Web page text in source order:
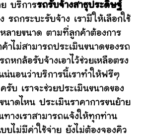
ย บริการรถรับจ้างสาธุประดิษฐ์
รถกระบะรับจ้าง เรามีให้เลือกใช้
ลายขนาด ตามที่ลูกค้าต้องการ
าไม่สามารถประเมินขนาดของรถ
ถหกล้อรับจ้างเอาไว้ช่วยเหลือตรง
นอนว่าบริการนี้เราทำให้ฟรีๆ
รับ เราจะช่วยประเมินขนาดของ
นาดไหน ประเมินราคาการขนย้าย
ทางเราสามารถแจ้งให้ทุกท่าน
บไม่มีค่าใช้จ่าย ยังไม่ต้องจองคิว